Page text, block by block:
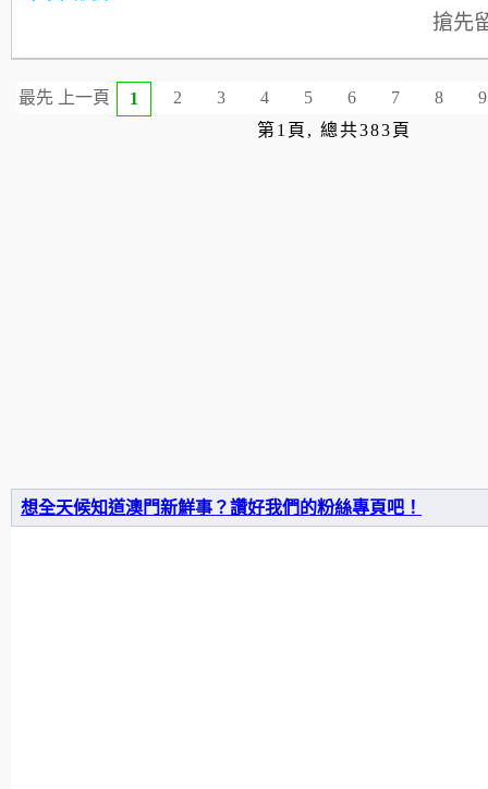
搶先
最先 上一頁 1 2 3 4 5 6 7 8
9
第1頁, 總共383頁
想全天候知道澳門新鮮事？讚好我們的粉絲專頁吧！